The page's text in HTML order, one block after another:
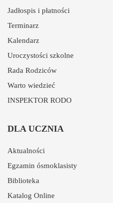
Jadłospis i płatności
Terminarz
Kalendarz
Uroczystości szkolne
Rada Rodziców
Warto wiedzieć
INSPEKTOR RODO
DLA UCZNIA
Aktualności
Egzamin ósmoklasisty
Biblioteka
Katalog Online